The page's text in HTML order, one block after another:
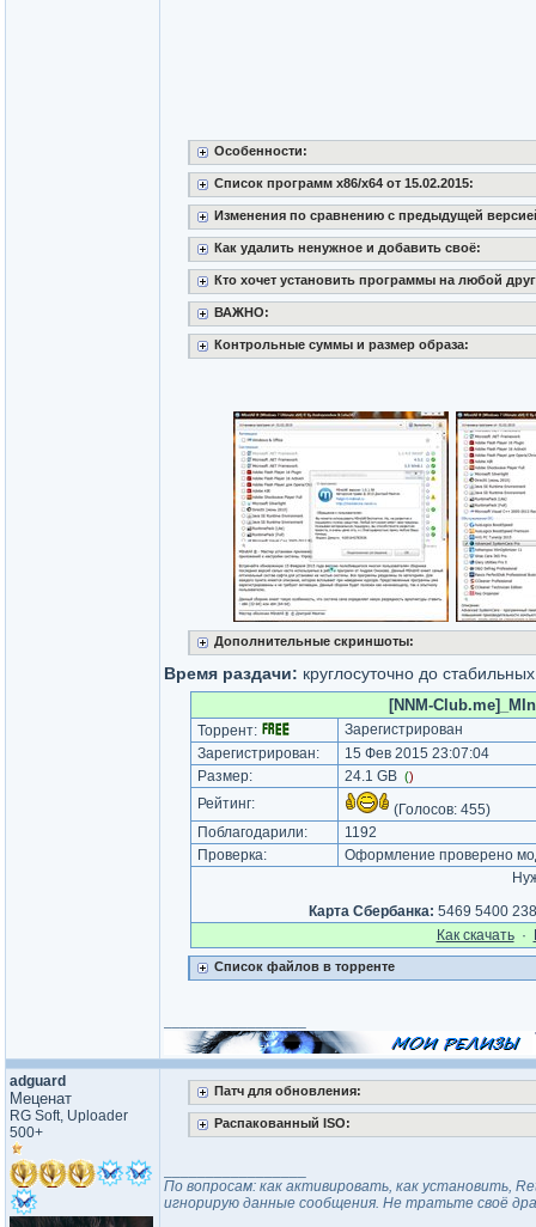
Особенности:
Список программ x86/x64 от 15.02.2015:
Изменения по сравнению с предыдущей
Как удалить ненужное и добавить своё:
Кто хочет установить программы на любой
ВАЖНО:
Контрольные суммы и размер образа:
Дополнительные скриншоты:
Время раздачи: круглосуточно до
[NNM-
Торрент:
Зарегистрирован
Зарегистрирован:
15 Фев 2015 23:07:04
Размер:
24.1 GB ()
Рейтинг: (Голосов: 455)
Поблагодарили:
1192
Проверка:
Оформление проверено
Карта Сбeрбанка: 5469 5400
Как cкачать·
Список файлов в торренте
adguard
Меценат
RG Soft, Uploader
500+
Патч для обновления:
Распакованный ISO:
По вопросам: как активировать, как установить,
игнорирую данные сообщения. Не тратьте своё